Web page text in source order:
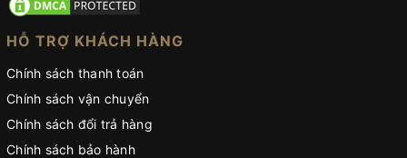
HỖ TRỢ KHÁCH HÀNG
Chính sách thanh toán
Chính sách vận chuyển
Chính sách đổi trả hàng
Chính sách bảo hành